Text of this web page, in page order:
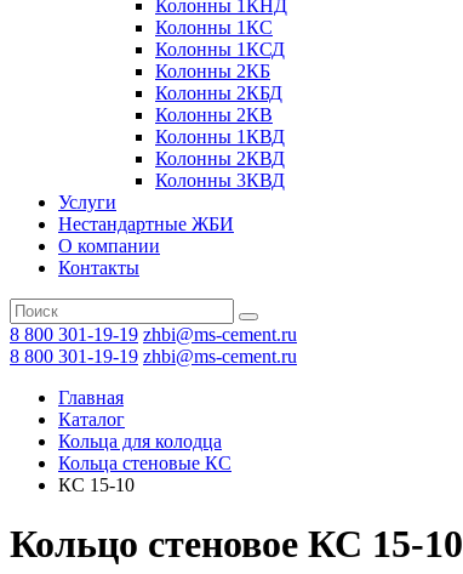
Колонны 1КНД
Колонны 1КС
Колонны 1КСД
Колонны 2КБ
Колонны 2КБД
Колонны 2КВ
Колонны 1КВД
Колонны 2КВД
Колонны 3КВД
Услуги
Нестандартные ЖБИ
О компании
Контакты
8 800 301-19-19 zhbi@ms-cement.ru
8 800 301-19-19 zhbi@ms-cement.ru
Главная
Каталог
Кольца для колодца
Кольца стеновые КС
КС 15-10
Кольцо стеновое КС 15-10